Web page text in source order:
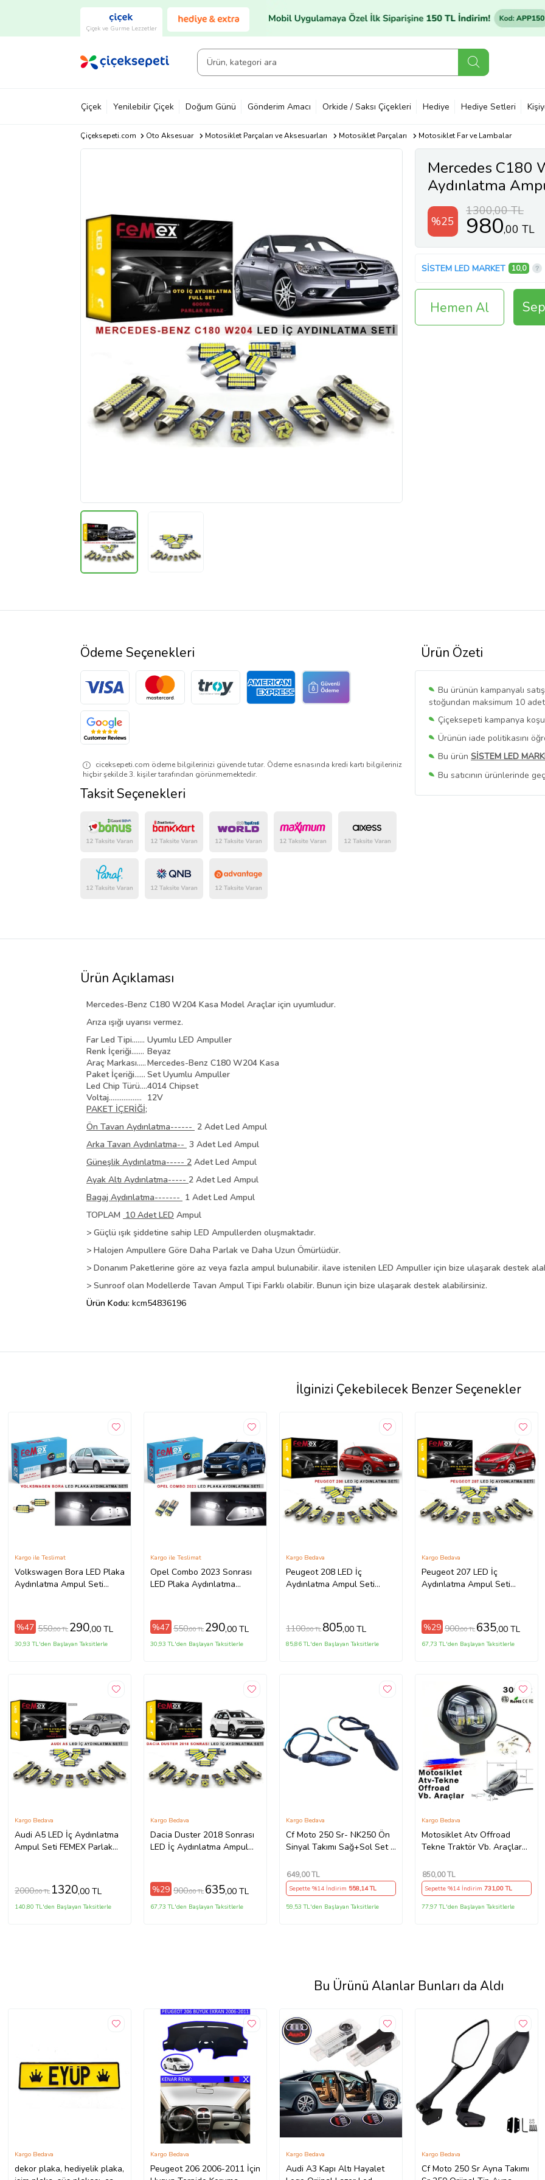
Çiçek ve Gurme Lezzetler
Çiçek Yenilebilir Çiçek Doğum Günü Gönderim Amacı Orkide / Saksı Çiçekleri Hediye Hediye Setleri
Çiçeksepeti.com Oto Aksesuar Motosiklet Parçaları ve Aksesuarları Motosiklet Parçaları Motosiklet Far ve Lambalar
Mercedes C180
Aydınlatma
Parlak Beyaz
%25
1300,00 TL
980,00 TL
SİSTEM LED MARKET 10,0
Hemen Al
Ürün Özeti
Bu ürünün kampanyalı
stoğundan maksimum 10
Çiçeksepeti kampanya
Ürünün iade politikasını
Bu ürün SİSTEM LED
Bu satıcının ürünlerinde
Bu SatıcınınTüm
Ödeme Seçenekleri
ciceksepeti.com ödeme bilgilerinizi güvende tutar. Ödeme esnasında kredi kartı bilgileriniz
hiçbir şekilde 3. kişiler tarafından görünmemektedir.
Taksit Seçenekleri
Ürün Açıklaması
Mercedes-Benz C180 W204 Kasa Model Araçlar için uyumludur.
Arıza ışığı uyarısı vermez.
Far Led Tipi....... Uyumlu LED Ampuller
Renk İçeriği....... Beyaz
Araç Markası.....Mercedes-Benz C180 W204 Kasa
Paket İçeriği...... Set Uyumlu Ampuller
Led Chip Türü....4014 Chipset
Voltaj.................. 12V
PAKET İÇERİĞİ;
Ön Tavan Aydınlatma------ 2 Adet Led Ampul
Arka Tavan Aydınlatma-- 3 Adet Led Ampul
Güneşlik Aydınlatma----- 2 Adet Led Ampul
Ayak Altı Aydınlatma----- 2 Adet Led Ampul
Bagaj Aydınlatma------- 1 Adet Led Ampul
TOPLAM 10 Adet LED Ampul
> Güçlü ışık şiddetine sahip LED Ampullerden oluşmaktadır.
> Halojen Ampullere Göre Daha Parlak ve Daha Uzun Ömürlüdür.
> Donanım Paketlerine göre az veya fazla ampul bulunabilir. ilave istenilen LED Ampuller için bize ulaşarak destek
> Sunroof olan Modellerde Tavan Ampul Tipi Farklı olabilir. Bunun için bize ulaşarak destek alabilirsiniz.
Ürün Kodu: kcm54836196
İlginizi Çekebilecek Benzer Seçenekler
Volkswagen Bora LED Plaka
Aydınlatma Ampul Seti
Kargo ile Teslimat
%47 550,00 TL 290,00 TL
30,93 TL'den Başlayan Taksitlerle
Opel Combo 2023 Sonrası
LED Plaka Aydınlatma
Kargo ile Teslimat
%47 550,00 TL 290,00 TL
30,93 TL'den Başlayan Taksitlerle
Peugeot 208 LED İç
Aydınlatma Ampul Seti
Kargo Bedava
1100,00 TL 805,00 TL
85,86 TL'den Başlayan Taksitlerle
Peugeot 207 LED İç
Aydınlatma Ampul Seti
Kargo Bedava
%29 900,00 TL 635,00 TL
67,73 TL'den Başlayan Taksitlerle
Audi A5 LED İç Aydınlatma
Ampul Seti FEMEX Parlak
Kargo Bedava
2000,00 TL 1320,00 TL
140,80 TL'den Başlayan Taksitlerle
Dacia Duster 2018 Sonrası
LED İç Aydınlatma Ampul
Kargo Bedava
%29 900,00 TL 635,00 TL
67,73 TL'den Başlayan Taksitlerle
Cf Moto 250 Sr- NK250 Ön
Sinyal Takımı Sağ+Sol Set E
Kargo Bedava
649,00 TL
Sepette %14 İndirim 558,14 TL
59,53 TL'den Başlayan Taksitlerle
Motosiklet Atv Offroad
Tekne Traktör Vb. Araçlar
Kargo Bedava
850,00 TL
Sepette %14 İndirim 731,00 TL
77,97 TL'den Başlayan Taksitlerle
Bu Ürünü Alanlar Bunları da Aldı
dekor plaka, hediyelik plaka,
Kargo Bedava
Peugeot 206 2006-2011 İçin
Kargo Bedava
Audi A3 Kapı Altı Hayalet
Kargo Bedava
Cf Moto 250 Sr Ayna Takımı
Kargo Bedava